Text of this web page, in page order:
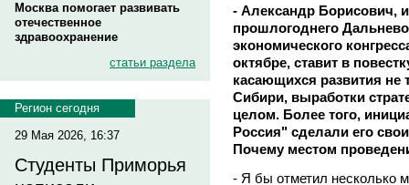
Москва помогает развивать
отечественное
здравоохранение
статьи раздела
Регион сегодня
29 Мая 2026, 16:37
Студенты Приморья
- Александр Борисович,
прошлогоднего
экономического
октябре, ставит в
касающихся развития не
Сибири, выработки
целом. Более того,
Россия" сделали его
Почему местом
- Я бы отметил несколько